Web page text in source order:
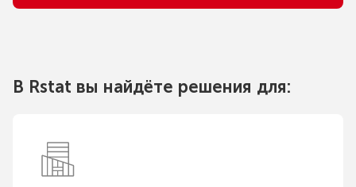
В Rstat вы найдёте решения для: